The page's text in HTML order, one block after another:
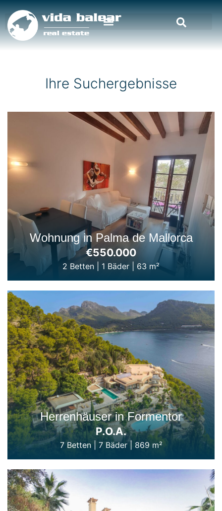
Ihre Suchergebnisse
Wohnung in Palma de Mallorca
€550.000
2 Betten 1 Bäder 63 m²
Herrenhäuser in Formentor
P.O.A.
7 Betten| 7 Bäder| 869 m²